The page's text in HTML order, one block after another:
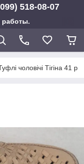
518-08-07
работы.
чоловічі Тігіна 41 р